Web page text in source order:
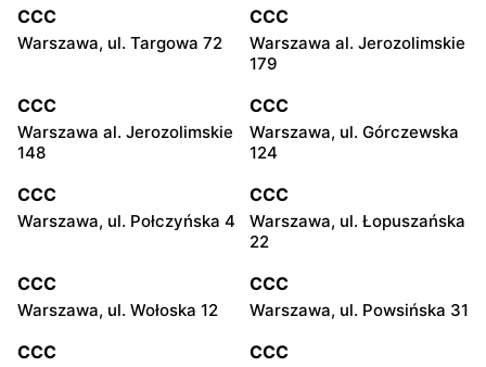
CCC
Warszawa, ul. Targowa 72
CCC
Warszawa al. Jerozolimskie
179
CCC
Warszawa al. Jerozolimskie
148
CCC
Warszawa, ul. Górczewska
124
CCC
Warszawa, ul. Połczyńska 4
CCC
Warszawa, ul. Łopuszańska
22
CCC
Warszawa, ul. Wołoska 12
CCC
Warszawa, ul. Powsińska 31
CCC CCC